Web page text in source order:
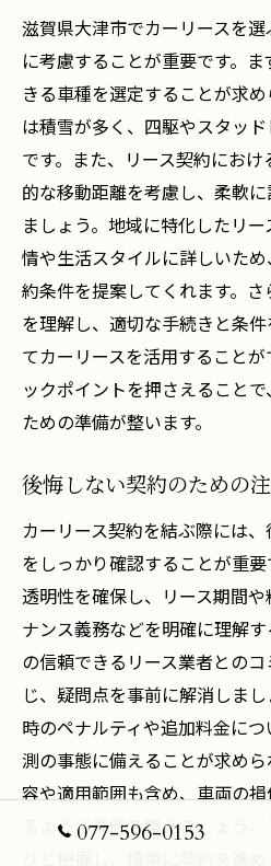
滋賀県大津市でカーリースを
に考慮することが重要です。
きる車種を選定することが求
は積雪が多く、四駆やスタッ
です。また、リース契約にお
的な移動距離を考慮し、柔軟
ましょう。地域に特化したリ
情や生活スタイルに詳しいた
約条件を提案してくれます。
を理解し、適切な手続きと条
てカーリースを活用すること
ックポイントを押さえること
ための準備が整います。
後悔しない契約のための
カーリース契約を結ぶ際には
をしっかり確認することが重
透明性を確保し、リース期間
ナンス義務などを明確に理解
の信頼できるリース業者との
じ、疑問点を事前に解消しま
時のペナルティや追加料金に
測の事態に備えることが求めら
容や適用範囲も含め、車両の
るように準備を整えましょう
077-596-0153